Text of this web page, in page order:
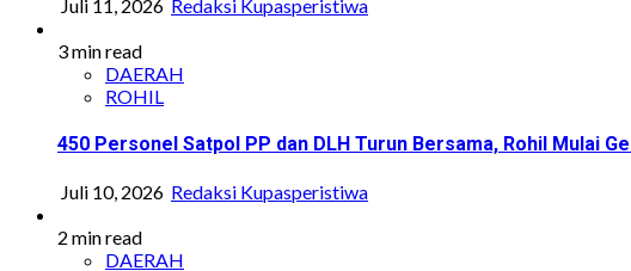
Juli 11, 2026 Redaksi Kupasperistiwa
3 min read
DAERAH
ROHIL
450 Personel Satpol PP dan DLH Turun Bersama, Rohil Mulai
Juli 10, 2026 Redaksi Kupasperistiwa
2 min read
DAERAH